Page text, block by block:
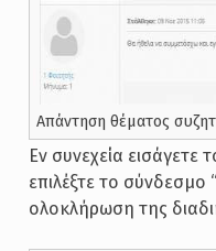
Απάντηση θέματος
Εν συνεχεία εισάγετε
επιλέξτε το σύνδεσμο
ολοκλήρωση της